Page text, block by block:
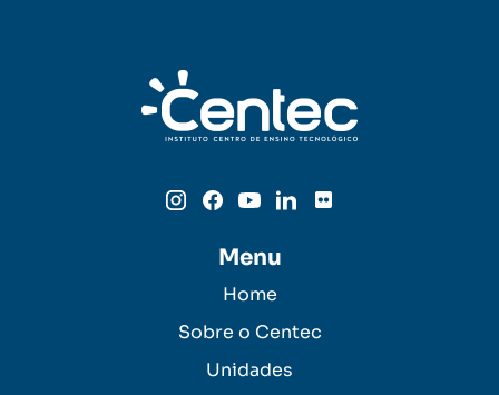
Menu
Home
Sobre o Centec
Unidades